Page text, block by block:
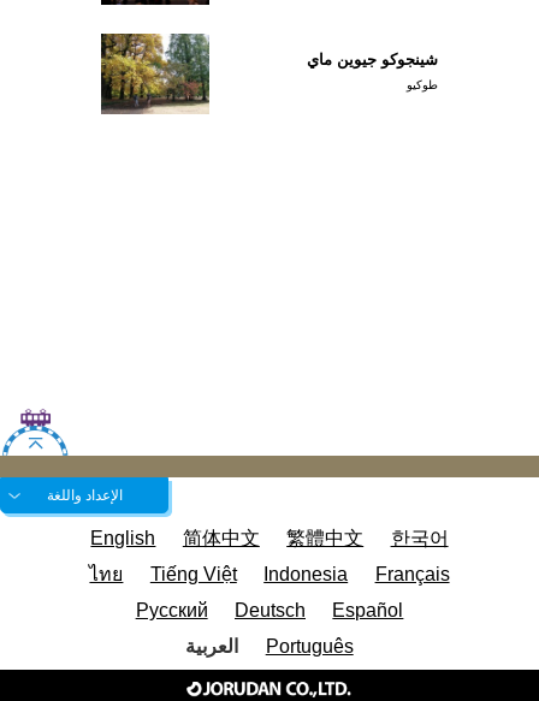
شينجوكو جيوين ماي
طوكيو
الإعداد واللغة
English 简体中文 繁體中文
한국어
ไทย
Tiếng Việt Indonesia
Français
Русский
Deutsch
Español
Português
العربية